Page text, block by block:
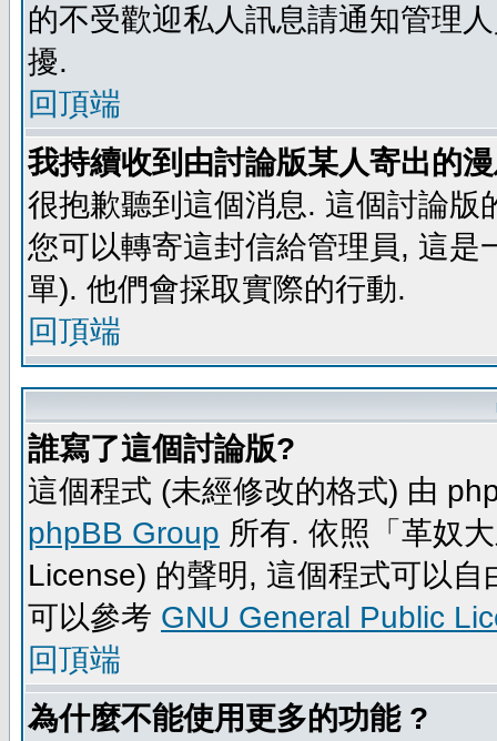
的不受歡迎私人訊息請通知管理
擾.
回頂端
我持續收到由討論版某人寄出的
很抱歉聽到這個消息. 這個討論
您可以轉寄這封信給管理員, 這
單). 他們會採取實際的行動.
回頂端
誰寫了這個討論版?
這個程式 (未經修改的格式) 由
phpBB Group 所有. 依照「革奴
License) 的聲明, 這個程式可以
可以參考 GNU General Public
回頂端
為什麼不能使用更多的功能 ?